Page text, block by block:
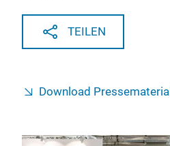
TEILEN
Download Pressematerial